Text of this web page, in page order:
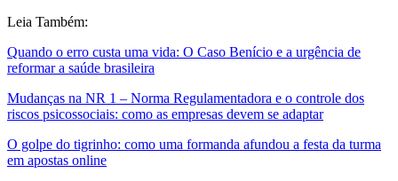
Leia Também:
Quando o erro custa uma vida: O Caso Benício e a urgência de
reformar a saúde brasileira
Mudanças na NR 1 – Norma Regulamentadora e o controle dos
riscos psicossociais: como as empresas devem se adaptar
O golpe do tigrinho: como uma formanda afundou a festa da turma
em apostas online